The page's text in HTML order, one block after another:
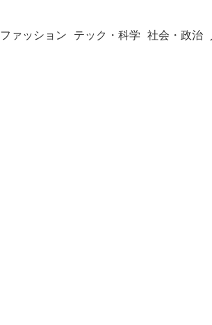
ファッション テック・科学 社会・政治